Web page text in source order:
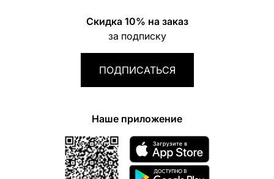
Скидка 10% на заказ
за подписку
ПОДПИСАТЬСЯ
Наше приложение